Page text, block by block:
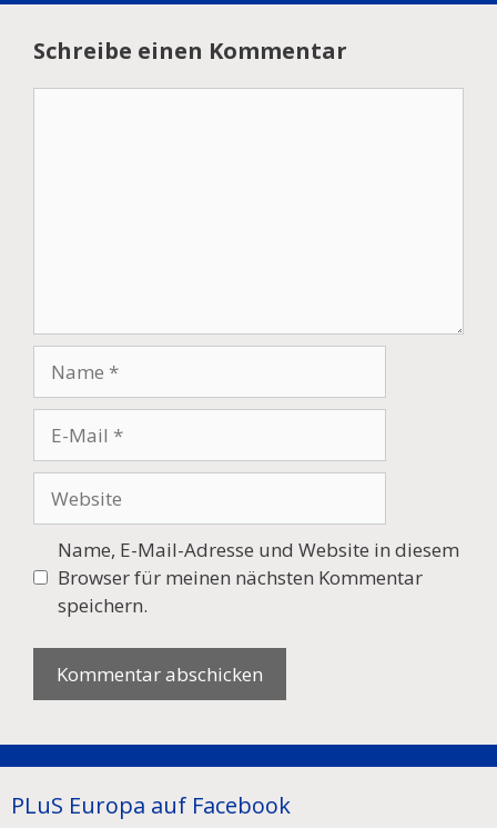
Schreibe einen Kommentar
Mail
Name, E-Mail-Adresse und Website in diesem
Browser für meinen nächsten Kommentar
speichern.
PLuS Europa auf Facebook